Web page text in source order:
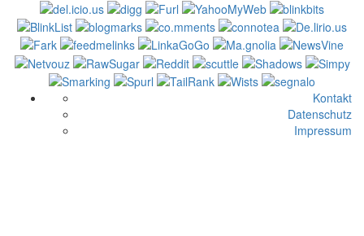
Kontakt
Datenschutz
Impressum